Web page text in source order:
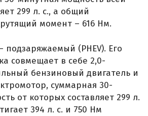
299 л. с., а общий
момент – 616 Нм.
(PHEV). Его
совмещает в себе 2,0-
бензиновый двигатель и
суммарная 30-
от которых составляет 299 л.
394 л. с. и 750 Нм